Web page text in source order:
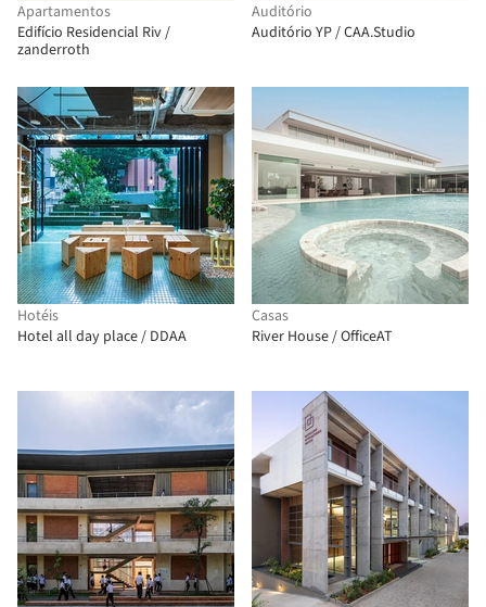
Apartamentos
Edifício Residencial Riv /
zanderroth
Auditório
Auditório YP / CAA.Studio
Hotéis
Hotel all day place / DDAA
Casas
River House / OfficeAT